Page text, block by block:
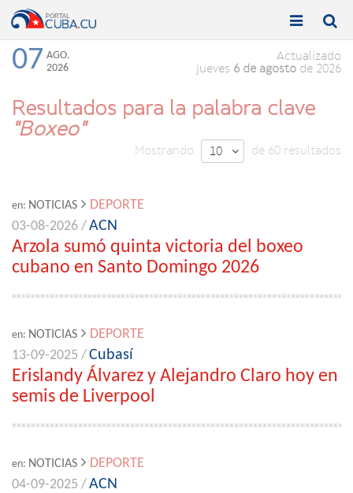
Toggle

Toggle

07 AGO.
2026
Actualizado
jueves 6 de agosto de 2026
Resultados para la palabra clave
"Boxeo"
Mostrando 10  de 60 resultados
en: NOTICIAS
DEPORTE
03-08-2026 /ACN
Arzola sumó quinta victoria del boxeo
cubano en Santo Domingo 2026
en: NOTICIAS
DEPORTE
13-09-2025 /Cubasí
Erislandy Álvarez y Alejandro Claro hoy en
semis de Liverpool
en: NOTICIAS
DEPORTE
04-09-2025 /ACN